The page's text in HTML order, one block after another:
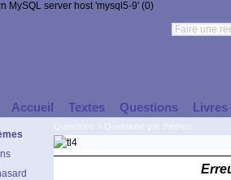
MySQL server host 'mysql5-9' (0)
Accueil Textes Questions Livres